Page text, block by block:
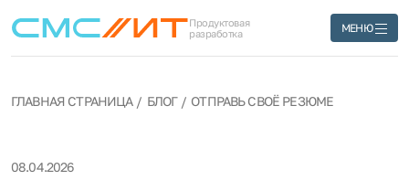
Продуктовая
разработка
МЕНЮ
ГЛАВНАЯ СТРАНИЦА БЛОГ ОТПРАВЬ СВОЁ РЕЗЮМЕ
08.04.2026